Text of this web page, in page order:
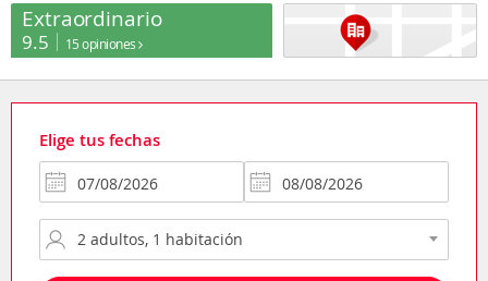
Extraordinario
9.5 15 opiniones
Elige tus fechas